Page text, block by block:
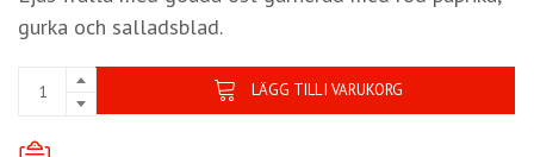
gurka och salladsblad.
LÄGG TILL I VARUKORG